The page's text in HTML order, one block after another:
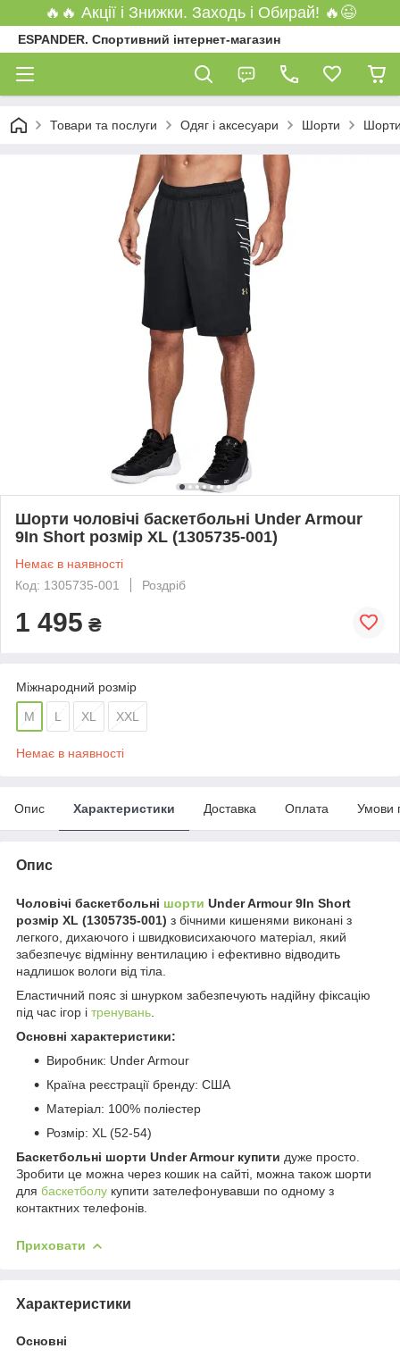
🔥🔥 Акції і Знижки. Заходь і Обирай! 🔥😉
ESPANDER. Спортивний інтернет-магазин
Товари та послуги Одяг і аксесуари Шорти
Шорти чоловічі баскетбольні Under Armour
9In Short розмір XL (1305735-001)
Немає в наявності
Код: 1305735-001
Роздріб
1 495 ₴
Міжнародний розмір
M L XL XXL
Немає в наявності
Опис Характеристики Доставка Оплата Умови
Опис
Чоловічі баскетбольні шорти Under Armour 9In Short
розмір XL (1305735-001) з бічними кишенями виконані з
легкого, дихаючого і швидковисихаючого матеріал, який
забезпечує відмінну вентилацию і ефективно відводить
надлишок вологи від тіла.
Еластичний пояс зі шнурком забезпечують надійну фіксацію
під час ігор і тренувань
Основні характеристики:
Виробник: Under Armour
Країна реєстрації бренду: США
Матеріал: 100% поліестер
Розмір: XL (52-54)
Баскетбольні шорти Under Armour купити дуже просто.
Зробити це можна через кошик на сайті, можна також шорти
для баскетболу купити зателефонувавши по одному з
контактних телефонів.
Приховати
Характеристики
Основні